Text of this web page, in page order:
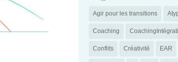
Agir pour les transitions
Coaching
Conflits Créativité EAR